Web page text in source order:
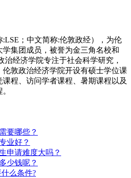
；中文简称:伦敦政经），为伦
集团成员，被誉为金三角名校和
治经济学院专注于社会科学研究，
敦政治经济学院开设有硕士学位课
程、访问学者课程、暑期课程以及
要哪些？
业好？
申请难度大吗？
少钱呢？
么条件?